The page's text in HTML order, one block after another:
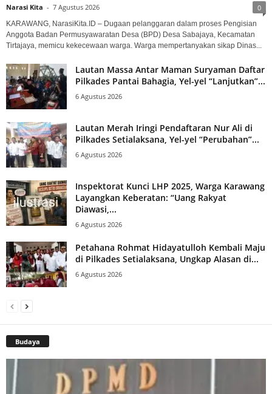
Narasi Kita - 7 Agustus 2026 0
KARAWANG, NarasiKita.ID – Dugaan pelanggaran dalam proses Pengisian
Anggota Badan Permusyawaratan Desa (BPD) Desa Sabajaya, Kecamatan
Tirtajaya, memicu kekecewaan warga. Warga mempertanyakan sikap Dinas...
Lautan Massa Antar Maman Suryaman Daftar
Pilkades Pantai Bahagia, Yel-yel “Lanjutkan”...
6 Agustus 2026
Lautan Merah Iringi Pendaftaran Nur Ali di
Pilkades Setialaksana, Yel-yel “Perubahan”...
6 Agustus 2026
Inspektorat Kunci LHP 2025, Warga Karawang
Layangkan Keberatan: “Uang Rakyat
Diawasi,...
6 Agustus 2026
Petahana Rohmat Hidayatulloh Kembali Maju
di Pilkades Setialaksana, Ungkap Alasan di...
6 Agustus 2026
Budaya